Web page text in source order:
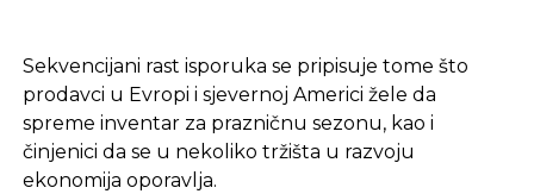
Sekvencijani rast isporuka se pripisuje tome što
prodavci u Evropi i sjevernoj Americi žele da
spreme inventar za prazničnu sezonu, kao i
činjenici da se u nekoliko tržišta u razvoju
ekonomija oporavlja.